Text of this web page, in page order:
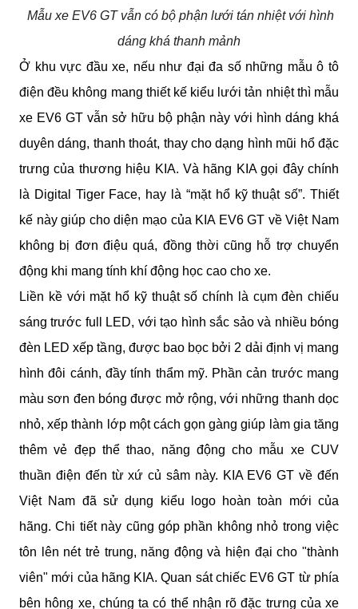
Mẫu xe EV6 GT vẫn có bộ phận lưới tán nhiệt với hình
dáng khá thanh mảnh
Ở khu vực đầu xe, nếu như đại đa số những mẫu ô tô
điện đều không mang thiết kế kiểu lưới tản nhiệt thì mẫu
xe EV6 GT vẫn sở hữu bộ phận này với hình dáng khá
duyên dáng, thanh thoát, thay cho dạng hình mũi hổ đặc
trưng của thương hiệu KIA. Và hãng KIA gọi đây chính
là Digital Tiger Face, hay là “mặt hổ kỹ thuật số”. Thiết
kế này giúp cho diện mạo của KIA EV6 GT về Việt Nam
không bị đơn điệu quá, đồng thời cũng hỗ trợ chuyển
động khi mang tính khí động học cao cho xe.
Liền kề với mặt hổ kỹ thuật số chính là cụm đèn chiếu
sáng trước full LED, với tạo hình sắc sảo và nhiều bóng
đèn LED xếp tầng, được bao bọc bởi 2 dải định vị mang
hình đôi cánh, đầy tính thẩm mỹ. Phần cản trước mang
màu sơn đen bóng được mở rộng, với những thanh dọc
nhỏ, xếp thành lớp một cách gọn gàng giúp làm gia tăng
thêm vẻ đẹp thể thao, năng động cho mẫu xe CUV
thuần điện đến từ xứ củ sâm này. KIA EV6 GT về đến
Việt Nam đã sử dụng kiểu logo hoàn toàn mới của
hãng. Chi tiết này cũng góp phần không nhỏ trong việc
tôn lên nét trẻ trung, năng động và hiện đại cho "thành
viên" mới của hãng KIA. Quan sát chiếc EV6 GT từ phía
bên hông xe, chúng ta có thể nhận rõ đặc trưng của xe